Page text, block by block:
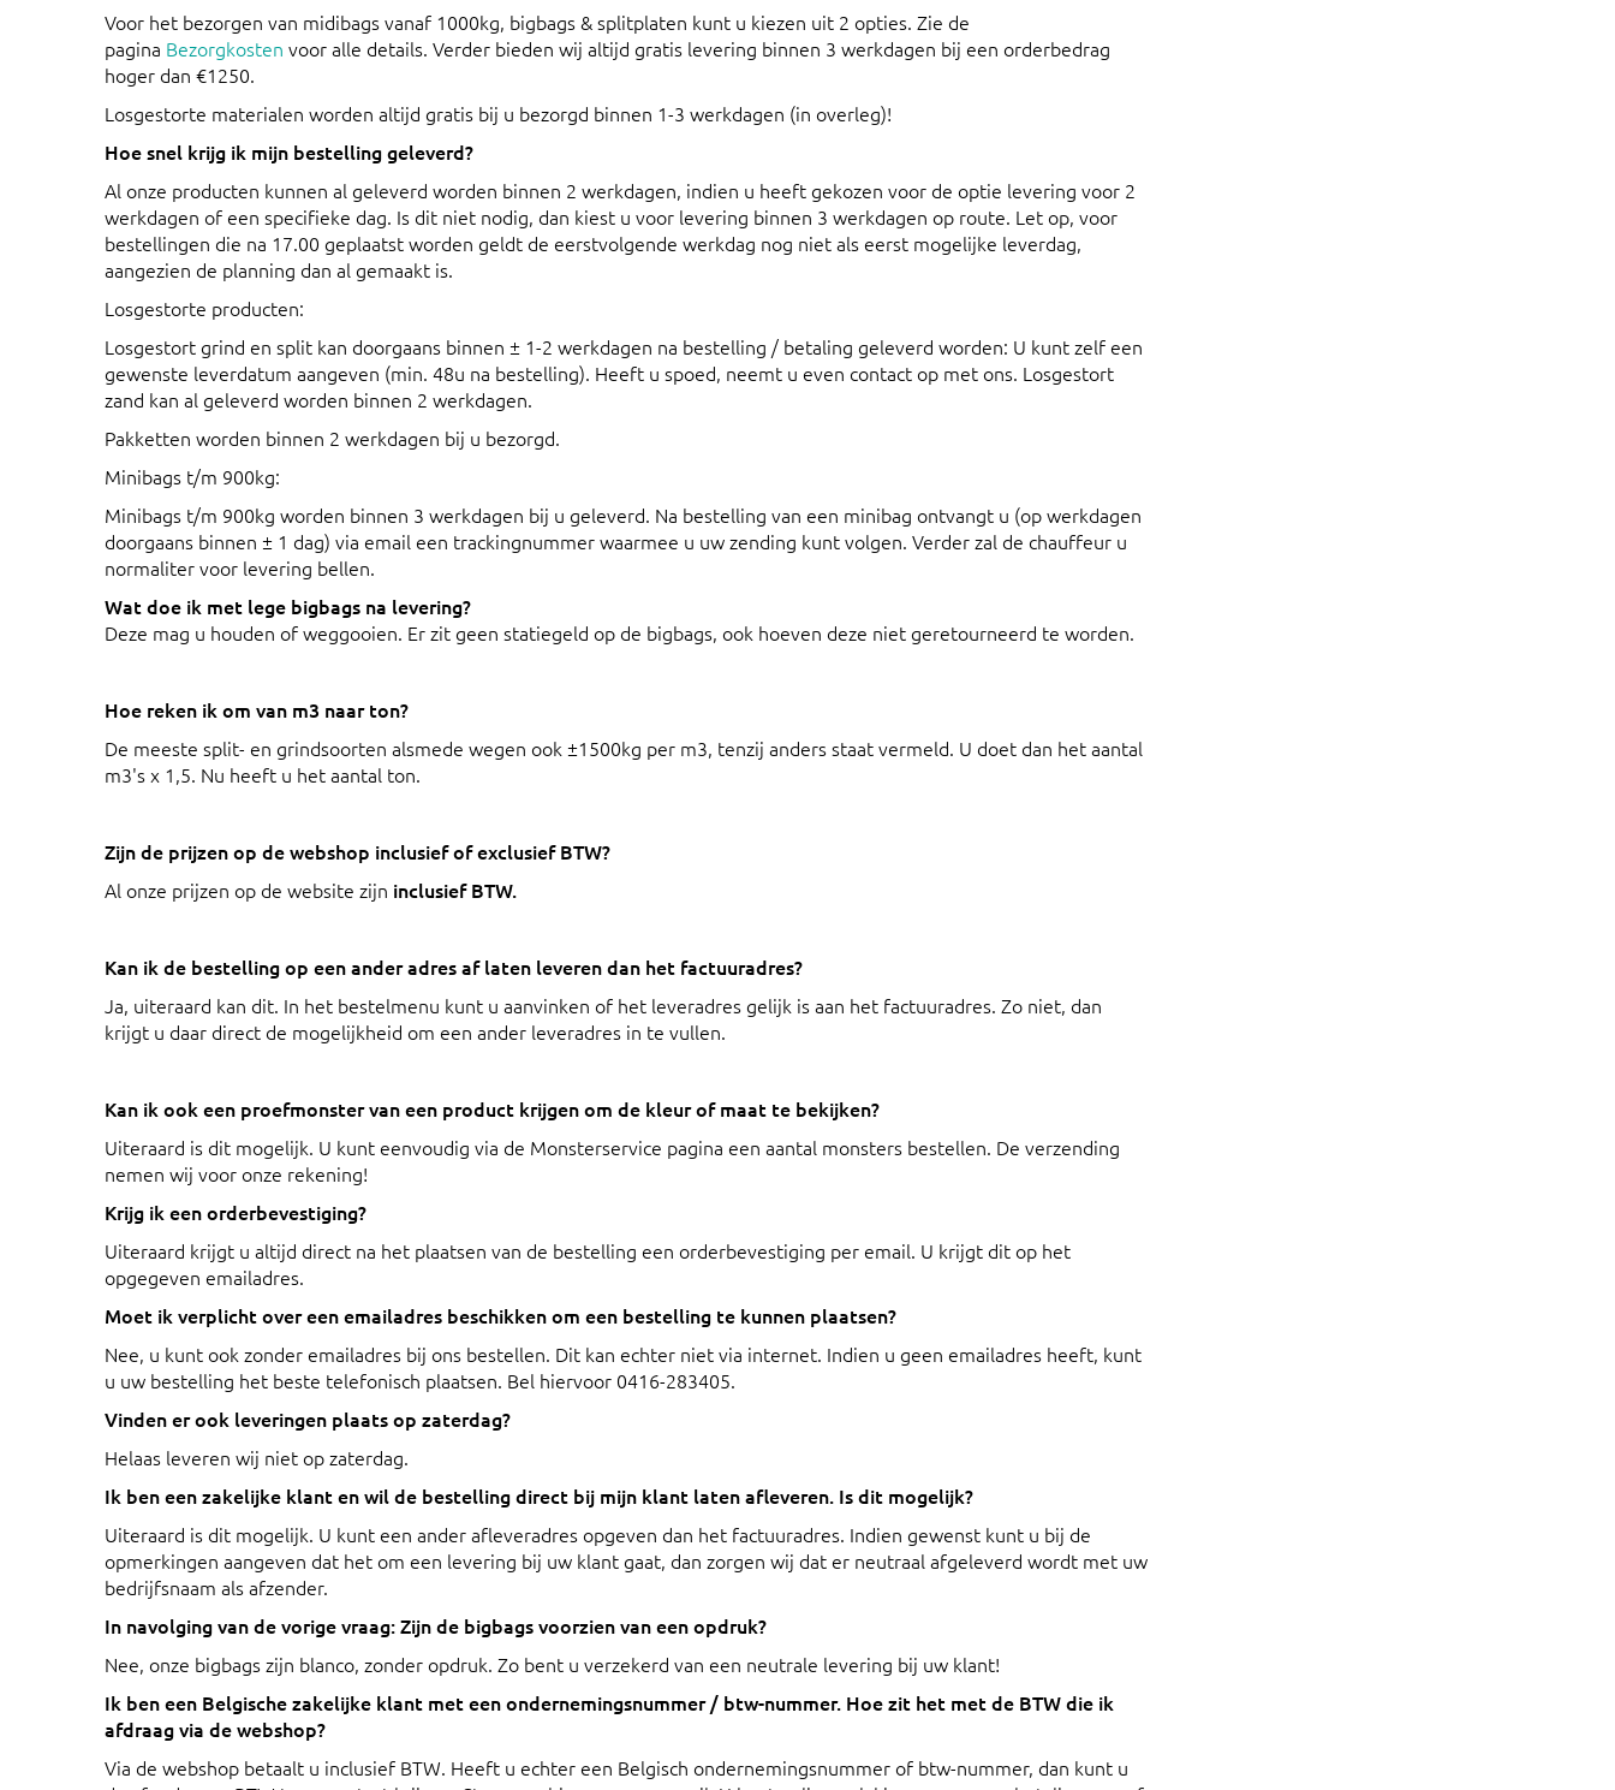
Voor het bezorgen van midibags vanaf 1000kg, bigbags & splitplaten kunt u kiezen uit 2 opties. Zie de
pagina Bezorgkosten voor alle details. Verder bieden wij altijd gratis levering binnen 3 werkdagen bij een orderbedrag
hoger dan €1250.
Losgestorte materialen worden altijd gratis bij u bezorgd binnen 1-3 werkdagen (in overleg)!
Hoe snel krijg ik mijn bestelling geleverd?
Al onze producten kunnen al geleverd worden binnen 2 werkdagen, indien u heeft gekozen voor de optie levering voor 2
werkdagen of een specifieke dag. Is dit niet nodig, dan kiest u voor levering binnen 3 werkdagen op route. Let op, voor
bestellingen die na 17.00 geplaatst worden geldt de eerstvolgende werkdag nog niet als eerst mogelijke leverdag,
aangezien de planning dan al gemaakt is.
Losgestorte producten:
Losgestort grind en split kan doorgaans binnen ± 1-2 werkdagen na bestelling / betaling geleverd worden: U kunt zelf een
gewenste leverdatum aangeven (min. 48u na bestelling). Heeft u spoed, neemt u even contact op met ons. Losgestort
zand kan al geleverd worden binnen 2 werkdagen.
Pakketten worden binnen 2 werkdagen bij u bezorgd.
Minibags t/m 900kg:
Minibags t/m 900kg worden binnen 3 werkdagen bij u geleverd. Na bestelling van een minibag ontvangt u (op werkdagen
doorgaans binnen ± 1 dag) via email een trackingnummer waarmee u uw zending kunt volgen. Verder zal de chauffeur u
normaliter voor levering bellen.
Wat doe ik met lege bigbags na levering?
Deze mag u houden of weggooien. Er zit geen statiegeld op de bigbags, ook hoeven deze niet geretourneerd te worden.
Hoe reken ik om van m3 naar ton?
De meeste split- en grindsoorten alsmede wegen ook ±1500kg per m3, tenzij anders staat vermeld. U doet dan het aantal
m3's x 1,5. Nu heeft u het aantal ton.
Zijn de prijzen op de webshop inclusief of exclusief BTW?
Al onze prijzen op de website zijn inclusief BTW.
Kan ik de bestelling op een ander adres af laten leveren dan het factuuradres?
Ja, uiteraard kan dit. In het bestelmenu kunt u aanvinken of het leveradres gelijk is aan het factuuradres. Zo niet, dan
krijgt u daar direct de mogelijkheid om een ander leveradres in te vullen.
Kan ik ook een proefmonster van een product krijgen om de kleur of maat te bekijken?
Uiteraard is dit mogelijk. U kunt eenvoudig via de Monsterservice pagina een aantal monsters bestellen. De verzending
nemen wij voor onze rekening!
Krijg ik een orderbevestiging?
Uiteraard krijgt u altijd direct na het plaatsen van de bestelling een orderbevestiging per email. U krijgt dit op het
opgegeven emailadres.
Moet ik verplicht over een emailadres beschikken om een bestelling te kunnen plaatsen?
Nee, u kunt ook zonder emailadres bij ons bestellen. Dit kan echter niet via internet. Indien u geen emailadres heeft, kunt
u uw bestelling het beste telefonisch plaatsen. Bel hiervoor 0416-283405.
Vinden er ook leveringen plaats op zaterdag?
Helaas leveren wij niet op zaterdag.
Ik ben een zakelijke klant en wil de bestelling direct bij mijn klant laten afleveren. Is dit mogelijk?
Uiteraard is dit mogelijk. U kunt een ander afleveradres opgeven dan het factuuradres. Indien gewenst kunt u bij de
opmerkingen aangeven dat het om een levering bij uw klant gaat, dan zorgen wij dat er neutraal afgeleverd wordt met uw
bedrijfsnaam als afzender.
In navolging van de vorige vraag: Zijn de bigbags voorzien van een opdruk?
Nee, onze bigbags zijn blanco, zonder opdruk. Zo bent u verzekerd van een neutrale levering bij uw klant!
Ik ben een Belgische zakelijke klant met een ondernemingsnummer / btw-nummer. Hoe zit het met de BTW die ik
afdraag via de webshop?
Via de webshop betaalt u inclusief BTW. Heeft u echter een Belgisch ondernemingsnummer of btw-nummer, dan kunt u